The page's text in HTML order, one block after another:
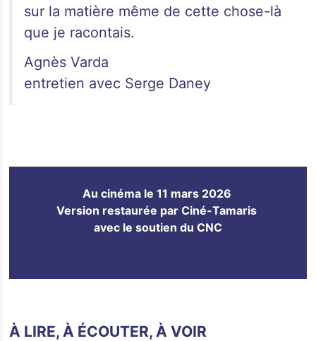
sur la matière même de cette chose-là
que je racontais.
Agnès Varda
entretien avec Serge Daney
Au cinéma le 11 mars 2026
Version restaurée par Ciné-Tamaris
avec le soutien du CNC
À LIRE, À ÉCOUTER, À VOIR